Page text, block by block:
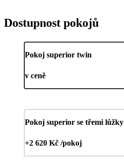
Dostupnost pokojů
Pokoj superior twin
v ceně
Pokoj superior se třemi lůžky
+2 620 Kč /pokoj